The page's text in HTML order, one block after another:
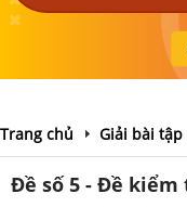
Trang chủ Giải bài tập
Đề số 5 - Đề